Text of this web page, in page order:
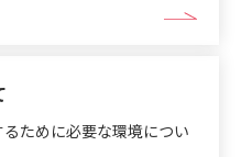
ために必要な環境につい